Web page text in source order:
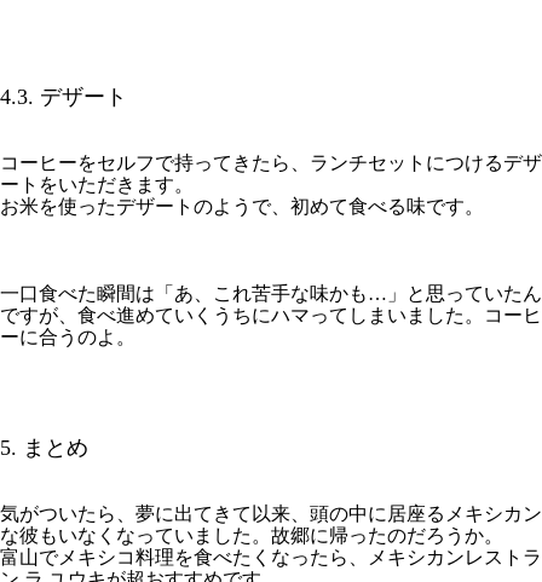
4.3. デザート
コーヒーをセルフで持ってきたら、ランチセットにつけるデザ
ートをいただきます。
お米を使ったデザートのようで、初めて食べる味です。
一口食べた瞬間は「あ、これ苦手な味かも…」と思っていたん
ですが、食べ進めていくうちにハマってしまいました。コーヒ
ーに合うのよ。
5. まとめ
気がついたら、夢に出てきて以来、頭の中に居座るメキシカン
な彼もいなくなっていました。故郷に帰ったのだろうか。
富山でメキシコ料理を食べたくなったら、メキシカンレストラ